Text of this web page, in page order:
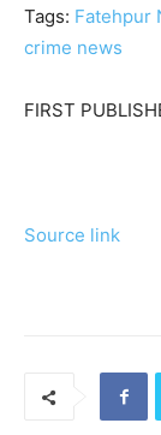
Tags: Fatehpur
crime news
FIRST
Source link